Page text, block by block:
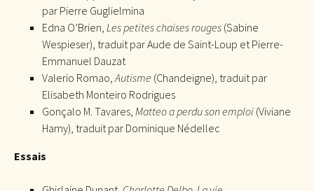
par Pierre Guglielmina
Edna O’Brien, Les petites chaises rouges (Sabine
Wespieser), traduit par Aude de Saint-Loup et Pierre-
Emmanuel Dauzat
Valerio Romao, Autisme (Chandeigne), traduit par
Elisabeth Monteiro Rodrigues
Gonçalo M. Tavares, Matteo a perdu son emploi (Viviane
Hamy), traduit par Dominique Nédellec
Essais